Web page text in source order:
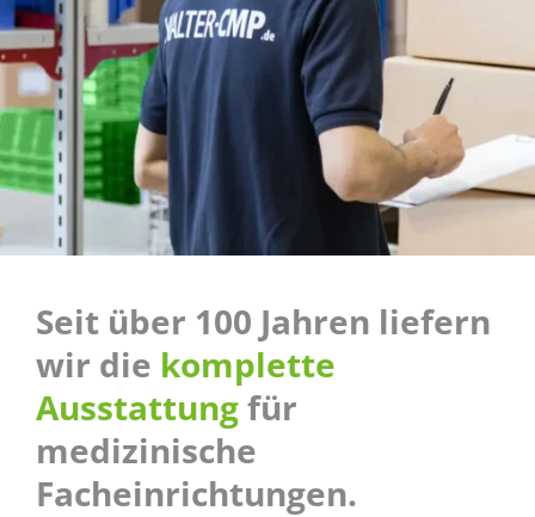
Seit über 100 Jahren liefern
wir die komplette
Ausstattungfür
medizinische
Facheinrichtungen.